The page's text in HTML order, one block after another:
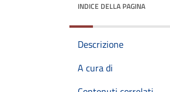
INDICE DELLA PAGINA
Descrizione
A cura di